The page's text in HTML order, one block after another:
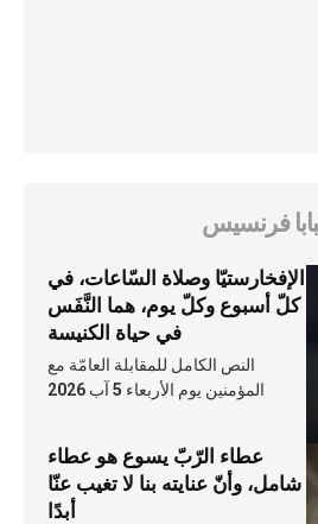
فرنسيس
الإفخارستيّا وصلاة السّاعات، في
كلّ أسبوع وكلّ يوم، هما النَّفَس
في حياة الكنيسة
النص الكامل للمقابلة العامّة مع
المؤمنين يوم الأربعاء 5 آب 2026
عطاء الرّبّ يسوع هو عطاء
شامل، وأنّ عنايته بنا لا تغيب عنّا
أبدًا